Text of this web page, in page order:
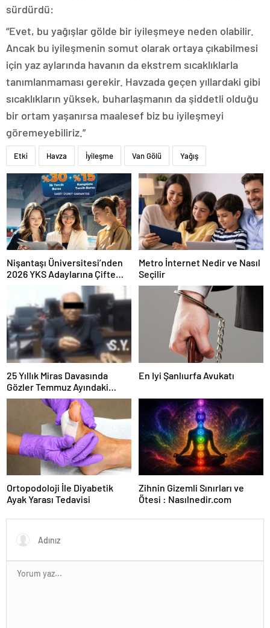
sürdürdü:
“Evet, bu yağışlar gölde bir iyileşmeye neden olabilir.
Ancak bu iyileşmenin somut olarak ortaya çıkabilmesi
için yaz aylarında havanın da ekstrem sıcaklıklarla
tanımlanmaması gerekir. Havzada geçen yıllardaki gibi
sıcaklıkların yüksek, buharlaşmanın da şiddetli olduğu
bir ortam yaşanırsa maalesef biz bu iyileşmeyi
göremeyebiliriz.”
Etki Havza İyileşme Van Gölü Yağış
Nişantaşı Üniversitesi’nden
2026 YKS Adaylarına Çifte
Güvence: Sabit Ücret ve
Kesintisiz Burs
Metro İnternet Nedir ve Nasıl
Seçilir
25 Yıllık Miras Davasında
Gözler Temmuz Ayındaki
Karar Duruşmasına Çevrildi
En Iyi Şanlıurfa Avukatı
Ortopodoloji İle Diyabetik
Ayak Yarası Tedavisi
Zihnin Gizemli Sınırları ve
Ötesi : Nasılnedir.com